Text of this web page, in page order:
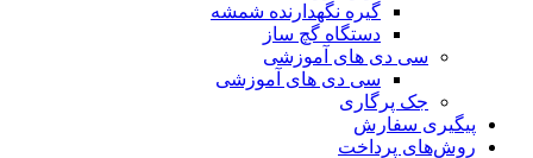
گیره نگهدارنده شمشه
دستگاه گچ ساز
سی دی های آموزشی
سی دی های آموزشی
جک پرگاری
پیگیری سفارش
روش‌های پرداخت